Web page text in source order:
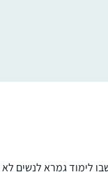
לימוד גמרא לנשים לא